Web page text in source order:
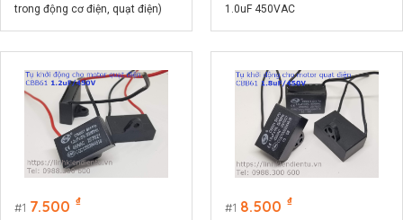
trong động cơ điện, quạt điện)
1.0uF 450VAC
1 7.500 ₫ 1 8.500 ₫